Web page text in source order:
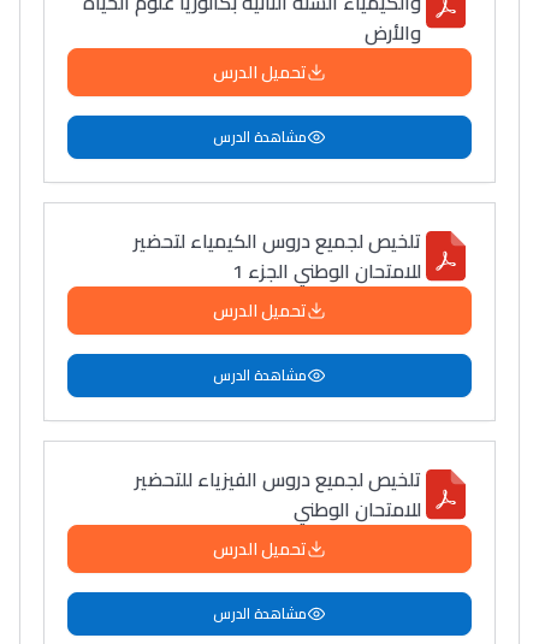
التعليم الثانوي التأهيلي
Collège au Maroc
التعليم الثانوي الإعدادي
+ de 78 Sujets
Interviews/Vidéos
+ de 89 Interviews/Vidéos
دليل المهن
ما يزيد عن 149 مهنة
دليل التوجيه
التوجيه بالثانوي و الإعدادي
والأرض
تحميل الدرس
مشاهدة الدرس
تلخيص لجميع دروس الكيمياء لتحضير
للامتحان الوطني الجزء 1
تحميل الدرس
مشاهدة الدرس
تلخيص لجميع دروس الفيزياء للتحضير
للامتحان الوطني
تحميل الدرس
مشاهدة الدرس